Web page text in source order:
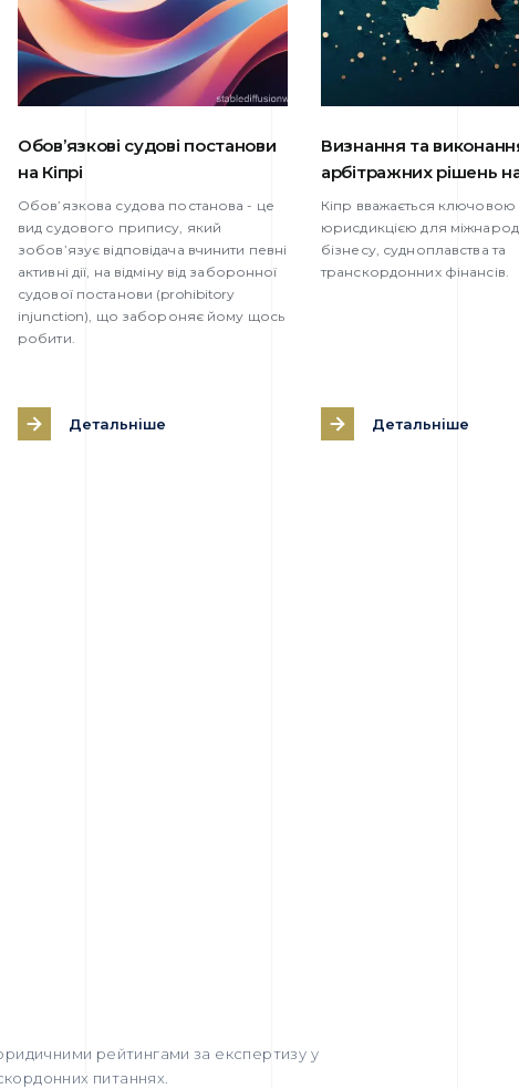
Обов’язкові судові постанови
на Кіпрі
Обов’язкова судова постанова - це
вид судового припису, який
зобов’язує відповідача вчинити певні
активні дії, на відміну від заборонної
судової постанови (prohibitory
injunction), що забороняє йому щось
робити.
Детальніше
Визнання та
арбітражних рішень на
Кіпр вважається ключовою
юрисдикцією для
бізнесу, судноплавства та
транскордонних фінансів.
Детальніше
рейтингами за експертизу у
питаннях.